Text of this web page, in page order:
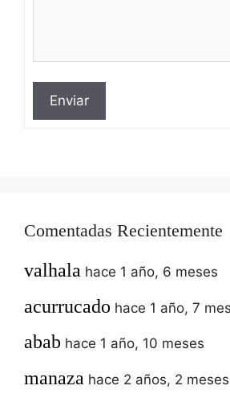
Enviar
Comentadas Recientemente
valhala hace 1 año, 6 meses
acurrucado hace 1 año, 7
abab hace 1 año, 10 meses
manaza hace 2 años, 2 meses